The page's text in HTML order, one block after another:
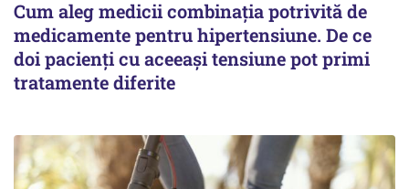
Cum aleg medicii combinația potrivită de
medicamente pentru hipertensiune. De ce
doi pacienți cu aceeași tensiune pot primi
tratamente diferite